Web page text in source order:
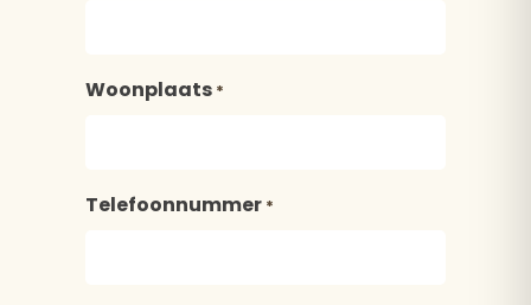
Woonplaats *
Telefoonnummer *